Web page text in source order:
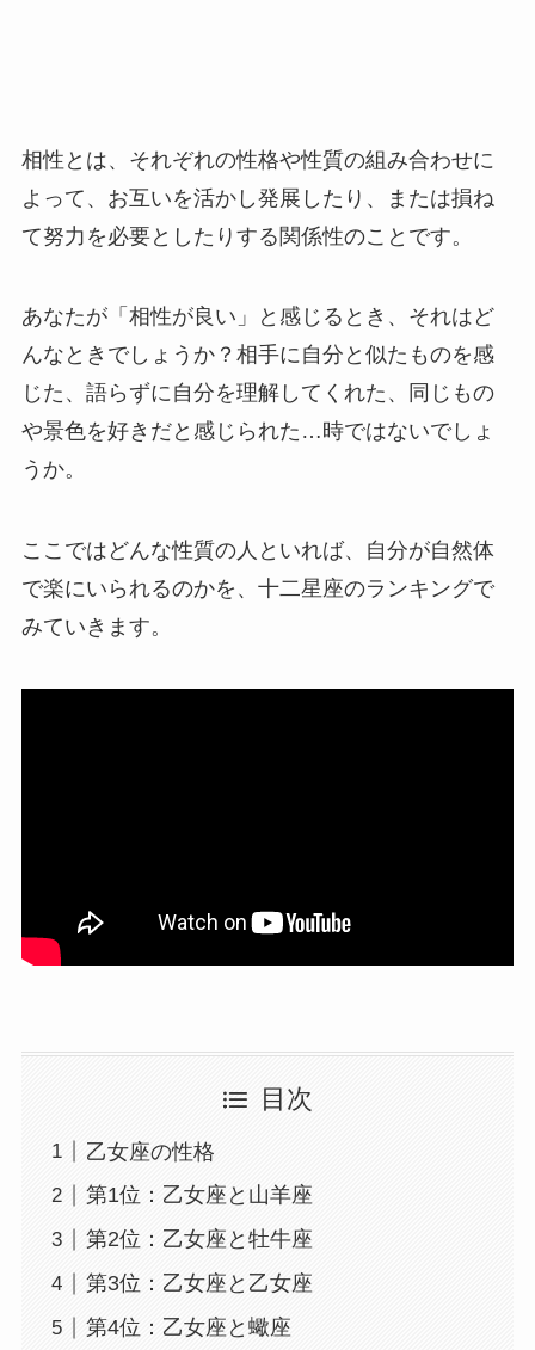
相性とは、それぞれの性格や性質の組み合わせに
よって、お互いを活かし発展したり、または損ね
て努力を必要としたりする関係性のことです。
あなたが「相性が良い」と感じるとき、それはど
んなときでしょうか？相手に自分と似たものを感
じた、語らずに自分を理解してくれた、同じもの
や景色を好きだと感じられた…時ではないでしょ
うか。
ここではどんな性質の人といれば、自分が自然体
で楽にいられるのかを、十二星座のランキングで
みていきます。
目次
乙女座の性格
第1位：乙女座と山羊座
第2位：乙女座と牡牛座
第3位：乙女座と乙女座
第4位：乙女座と蠍座